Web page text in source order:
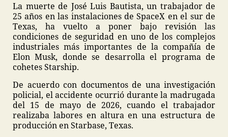
La muerte de José Luis Bautista, un trabajador de
25 años en las instalaciones de SpaceX en el sur de
Texas, ha vuelto a poner bajo revisión las
condiciones de seguridad en uno de los complejos
industriales más importantes de la compañía de
Elon Musk, donde se desarrolla el programa de
cohetes Starship.
De acuerdo con documentos de una investigación
policial, el accidente ocurrió durante la madrugada
del 15 de mayo de 2026, cuando el trabajador
realizaba labores en altura en una estructura de
producción en Starbase, Texas.